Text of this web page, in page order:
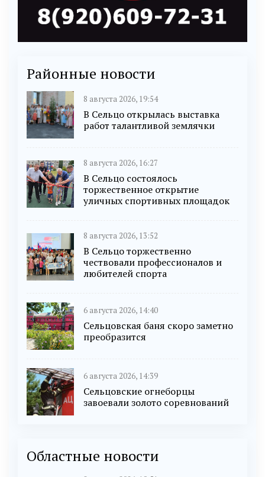
Районные новости
8 августа 2026, 19:54
В Сельцо открылась выставка
работ талантливой землячки
8 августа 2026, 16:27
В Сельцо состоялось
торжественное открытие
уличных спортивных площадок
8 августа 2026, 13:52
В Сельцо торжественно
чествовали профессионалов и
любителей спорта
6 августа 2026, 14:40
Сельцовская баня скоро заметно
преобразится
6 августа 2026, 14:39
Сельцовские огнеборцы
завоевали золото соревнований
Областные новости